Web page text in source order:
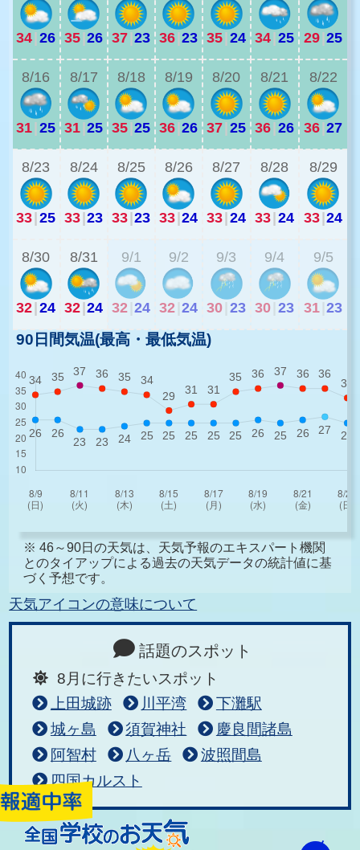
34|26 35|26 37|23 36|23 35|24 34|25 29|25
8/16
31|25
8/17
31|25
8/18
35|25
8/19
36|26
8/20
37|25
8/21
36|26
8/22
36|27
8/23
33|25
8/24
33|23
8/25
33|23
8/26
33|24
8/27
33|24
8/28
33|24
8/29
33|24
8/30
32|24
8/31
32|24
9/1
32 24
9/2
32 24
9/3
30 23
9/4
30 23
9/5
31 23
90日間気温(最高・最低気温)
※ 46～90日の天気は、天気予報のエキスパート機関
とのタイアップによる過去の天気データの統計値に基
づく予想です。
天気アイコンの意味について
話題のスポット
8月に行きたいスポット
上田城跡
川平湾
下灘駅
城ヶ島
須賀神社
慶良間諸島
阿智村
八ヶ岳
波照間島
四国カルスト